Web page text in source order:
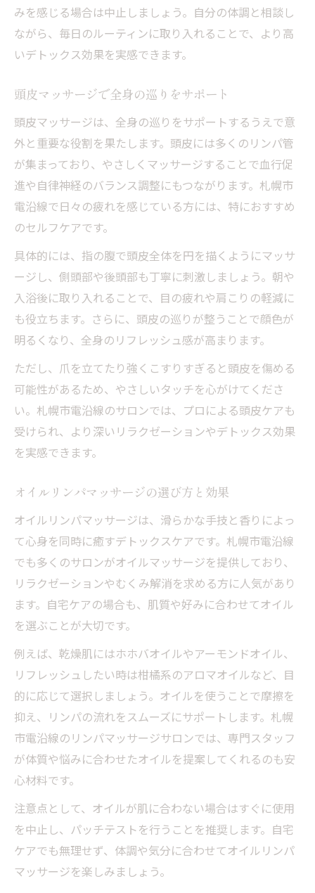
みを感じる場合は中止しましょう。自分の体調と相談し
ながら、毎日のルーティンに取り入れることで、より高
いデトックス効果を実感できます。
頭皮マッサージで全身の巡りをサポート
頭皮マッサージは、全身の巡りをサポートするうえで意
外と重要な役割を果たします。頭皮には多くのリンパ管
が集まっており、やさしくマッサージすることで血行促
進や自律神経のバランス調整にもつながります。札幌市
電沿線で日々の疲れを感じている方には、特におすすめ
のセルフケアです。
具体的には、指の腹で頭皮全体を円を描くようにマッサ
ージし、側頭部や後頭部も丁寧に刺激しましょう。朝や
入浴後に取り入れることで、目の疲れや肩こりの軽減に
も役立ちます。さらに、頭皮の巡りが整うことで顔色が
明るくなり、全身のリフレッシュ感が高まります。
ただし、爪を立てたり強くこすりすぎると頭皮を傷める
可能性があるため、やさしいタッチを心がけてくださ
い。札幌市電沿線のサロンでは、プロによる頭皮ケアも
受けられ、より深いリラクゼーションやデトックス効果
を実感できます。
オイルリンパマッサージの選び方と効果
オイルリンパマッサージは、滑らかな手技と香りによっ
て心身を同時に癒すデトックスケアです。札幌市電沿線
でも多くのサロンがオイルマッサージを提供しており、
リラクゼーションやむくみ解消を求める方に人気があり
ます。自宅ケアの場合も、肌質や好みに合わせてオイル
を選ぶことが大切です。
例えば、乾燥肌にはホホバオイルやアーモンドオイル、
リフレッシュしたい時は柑橘系のアロマオイルなど、目
的に応じて選択しましょう。オイルを使うことで摩擦を
抑え、リンパの流れをスムーズにサポートします。札幌
市電沿線のリンパマッサージサロンでは、専門スタッフ
が体質や悩みに合わせたオイルを提案してくれるのも安
心材料です。
注意点として、オイルが肌に合わない場合はすぐに使用
を中止し、パッチテストを行うことを推奨します。自宅
ケアでも無理せず、体調や気分に合わせてオイルリンパ
マッサージを楽しみましょう。